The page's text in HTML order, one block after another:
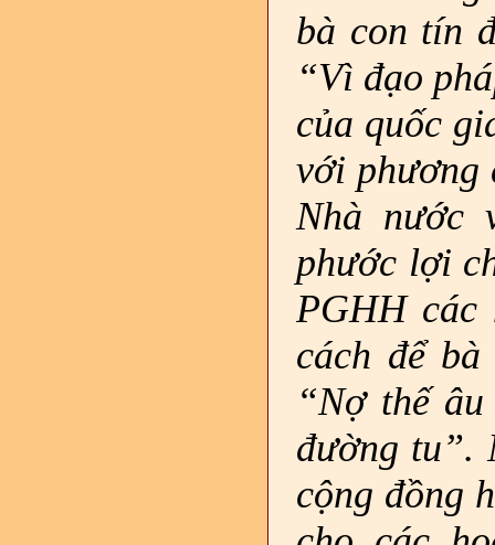
bà con tín
“Vì đạo
của quốc
với phương
Nhà nước
phước lợi
PGHH các
cách để
“Nợ thế
đường tu”.
cộng đồng